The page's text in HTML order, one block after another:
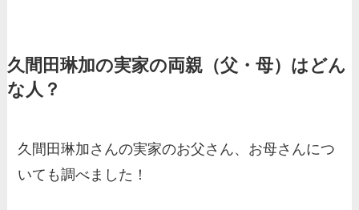
基俊介の実家はお金持ち？兄
三浦璃来の実家はお金持ち！
両親（父・母）の職業や妹な
久間田琳加の実家の両親（父・母）はどん
な人？
久間田琳加さんの実家のお父さん、お母さんにつ
いても調べました！